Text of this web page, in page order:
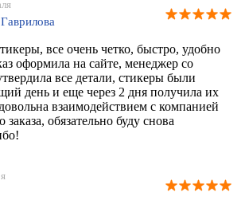
все очень четко, быстро, удобно
оформила на сайте, менеджер со
все детали, стикеры были
день и еще через 2 дня получила их
взаимодействием с компанией
заказа, обязательно буду снова